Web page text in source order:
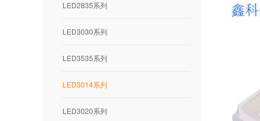
LED2835系列
LED3030系列
LED3535系列
LED3014系列
LED3020系列